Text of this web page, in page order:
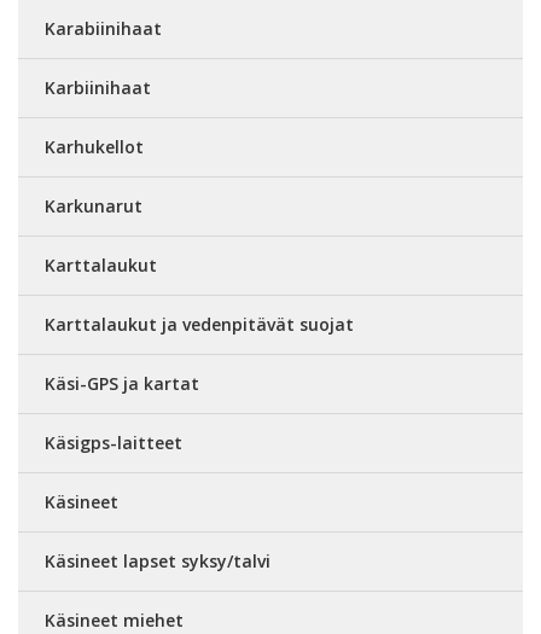
Karabiinihaat
Karbiinihaat
Karhukellot
Karkunarut
Karttalaukut
Karttalaukut ja vedenpitävät suojat
Käsi-GPS ja kartat
Käsigps-laitteet
Käsineet
Käsineet lapset syksy/talvi
Käsineet miehet